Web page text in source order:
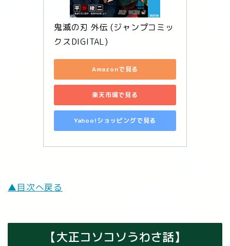
鬼滅の刃 外伝 (ジャンプコミッ
クスDIGITAL)
Amazonで見る
楽天市場で見る
Yahoo!ショッピングで見る
▲目次へ戻る
【大正コソコソうわさ話】